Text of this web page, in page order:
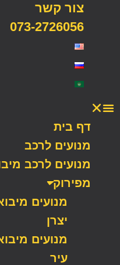
צור קשר
073-2726056
דף בית
מנועים לרכב
מנועים לרכב
מפירוק
מנועים
יצרן
מנועים
עיר